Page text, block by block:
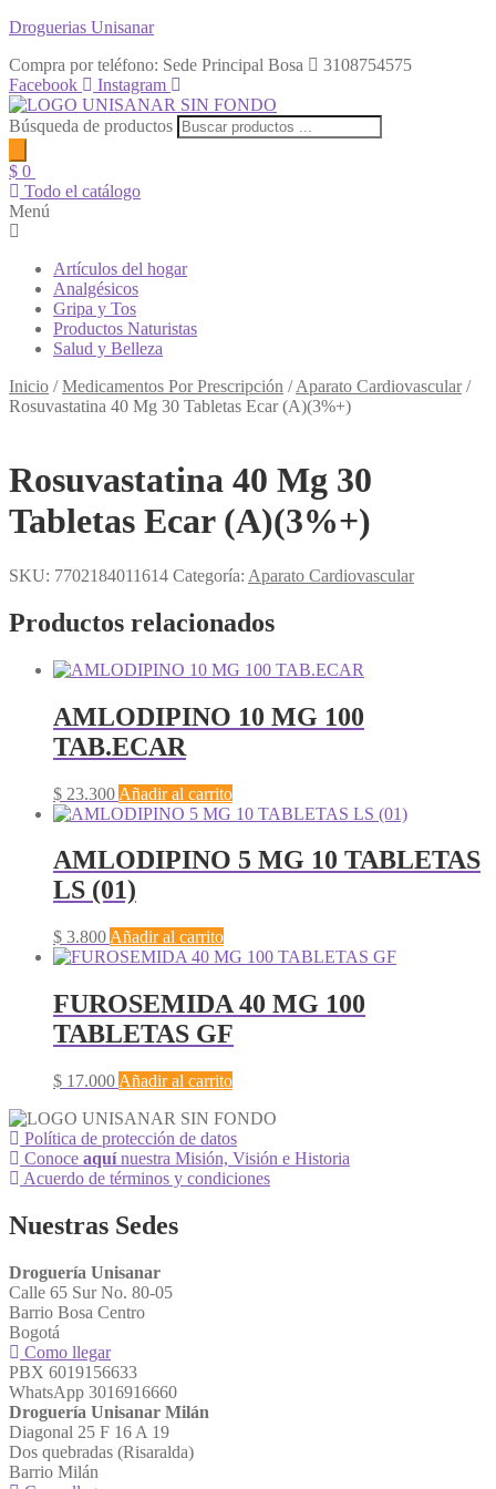
Droguerias Unisanar
Compra por teléfono: Sede Principal Bosa
3108754575
Facebook
Instagram
Búsqueda de productos
$ 0
Todo el catálogo
Menú
Artículos del hogar
Analgésicos
Gripa y Tos
Productos Naturistas
Salud y Belleza
Inicio /Medicamentos Por Prescripción /Aparato Cardiovascular/
Rosuvastatina 40 Mg 30 Tabletas Ecar (A)(3%+)
Rosuvastatina 40 Mg 30
Tabletas Ecar (A)(3%+)
SKU: 7702184011614 Categoría: Aparato Cardiovascular
Productos relacionados
AMLODIPINO 10 MG 100
TAB.ECAR
$ 23.300 Añadir al carrito
AMLODIPINO 5 MG 10 TABLETAS
LS (01)
$ 3.800 Añadir al carrito
FUROSEMIDA 40 MG 100
TABLETAS GF
$ 17.000 Añadir al carrito
Política de protección de datos
Conoce aquínuestra Misión, Visión e Historia
Acuerdo de términos y condiciones
Nuestras Sedes
Droguería Unisanar
Calle 65 Sur No. 80-05
Barrio Bosa Centro
Bogotá
Como llegar
PBX 6019156633
WhatsApp 3016916660
Droguería Unisanar Milán
Diagonal 25 F 16 A 19
Dos quebradas (Risaralda)
Barrio Milán